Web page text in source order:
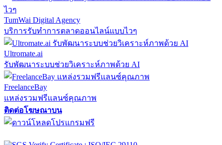
TumWai Digital Agency
บริการรับทำการตลาดออนไลน์แบบไวๆ
Ultromate.ai
รับพัฒนาระบบช่วยวิเคราะห์ภาพด้วย AI
FreelanceBay
แหล่งรวมฟรีแลนซ์คุณภาพ
ติดต่อโฆษณาบน